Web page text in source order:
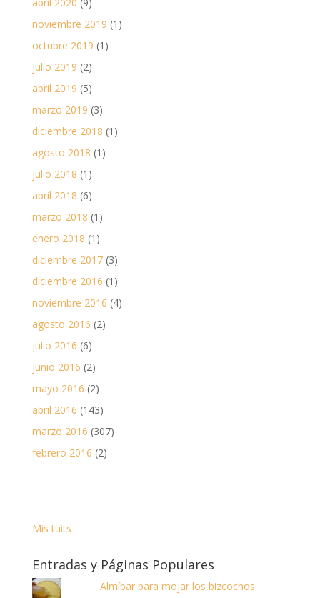
noviembre 2019 (1)
octubre 2019 (1)
julio 2019 (2)
abril 2019 (5)
marzo 2019 (3)
diciembre 2018 (1)
agosto 2018 (1)
julio 2018 (1)
abril 2018 (6)
marzo 2018 (1)
enero 2018 (1)
diciembre 2017(3)
diciembre 2016 (1)
noviembre 2016 (4)
agosto 2016 (2)
julio 2016 (6)
junio 2016 (2)
mayo 2016 (2)
abril 2016 (143)
marzo 2016 (307)
febrero 2016 (2)
Mis tuits
Entradas y Páginas Populares
Almíbar para mojar los bizcochos